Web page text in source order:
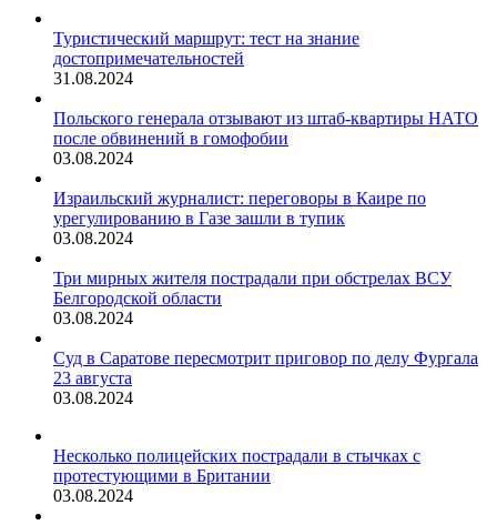
Туристический маршрут: тест на знание
достопримечательностей
31.08.2024
Польского генерала отзывают из штаб-квартиры НАТО
после обвинений в гомофобии
03.08.2024
Израильский журналист: переговоры в Каире по
урегулированию в Газе зашли в тупик
03.08.2024
Три мирных жителя пострадали при обстрелах ВСУ
Белгородской области
03.08.2024
Суд в Саратове пересмотрит приговор по делу Фургала
23 августа
03.08.2024
Несколько полицейских пострадали в стычках с
протестующими в Британии
03.08.2024